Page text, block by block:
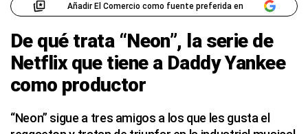
Añadir El Comercio como fuente preferida en
De qué trata “Neon”, la serie de
Netflix que tiene a Daddy Yankee
como productor
“Neon” sigue a tres amigos a los que les gusta el